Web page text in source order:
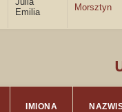
Emilia
Morsztyn
IMIONA